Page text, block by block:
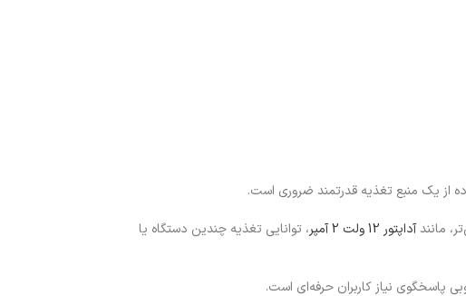
از یک منبع تغذیه قدرتمند ضروری است.
مانندآداپتور 12 ولت 2 آمپر
، توانایی تغذیه چندین دستگاه یا